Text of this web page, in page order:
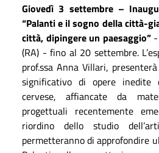
Giovedì 3 settembre –
“Palanti e il sogno della città-
città, dipingere un paesaggio”-
(RA) - fino al 20 settembre.
prof.ssa Anna Villari,
significativo di opere inedite
cervese, affiancate da
progettuali recentemente
riordino dello studio
permetteranno di approfondire